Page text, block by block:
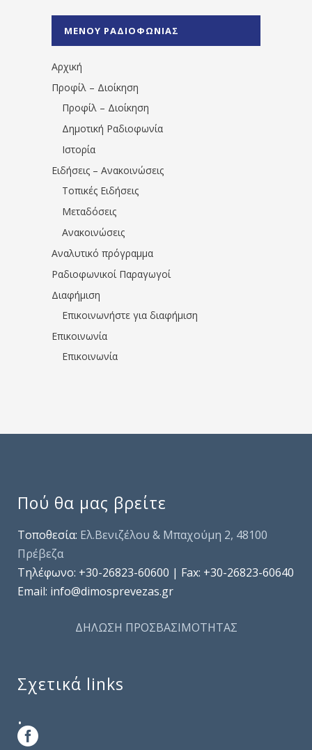
1531194763766854/" artist="" ]
ΜΕΝΟΥ ΡΑΔΙΟΦΩΝΙΑΣ
Αρχική
Προφίλ – Διοίκηση
Προφίλ – Διοίκηση
Δημοτική Ραδιοφωνία
Ιστορία
Ειδήσεις – Ανακοινώσεις
Τοπικές Ειδήσεις
Μεταδόσεις
Ανακοινώσεις
Αναλυτικό πρόγραμμα
Ραδιοφωνικοί Παραγωγοί
Διαφήμιση
Επικοινωνήστε για διαφήμιση
Επικοινωνία
Επικοινωνία
Πού θα μας βρείτε
Τοποθεσία: Ελ.Βενιζέλου & Μπαχούμη 2, 48100
Πρέβεζα
Τηλέφωνo: +30-26823-60600 | Fax: +30-26823-60640
Email: info@dimosprevezas.gr
ΔΗΛΩΣΗ ΠΡΟΣΒΑΣΙΜΟΤΗΤΑΣ
Σχετικά links
.